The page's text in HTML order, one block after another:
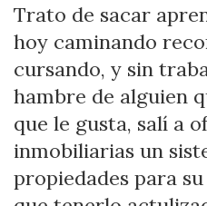
Trato de sacar
hoy caminando
cursando, y sin
hambre de alguien
que le gusta, salí a
inmobiliarias un
propiedades para